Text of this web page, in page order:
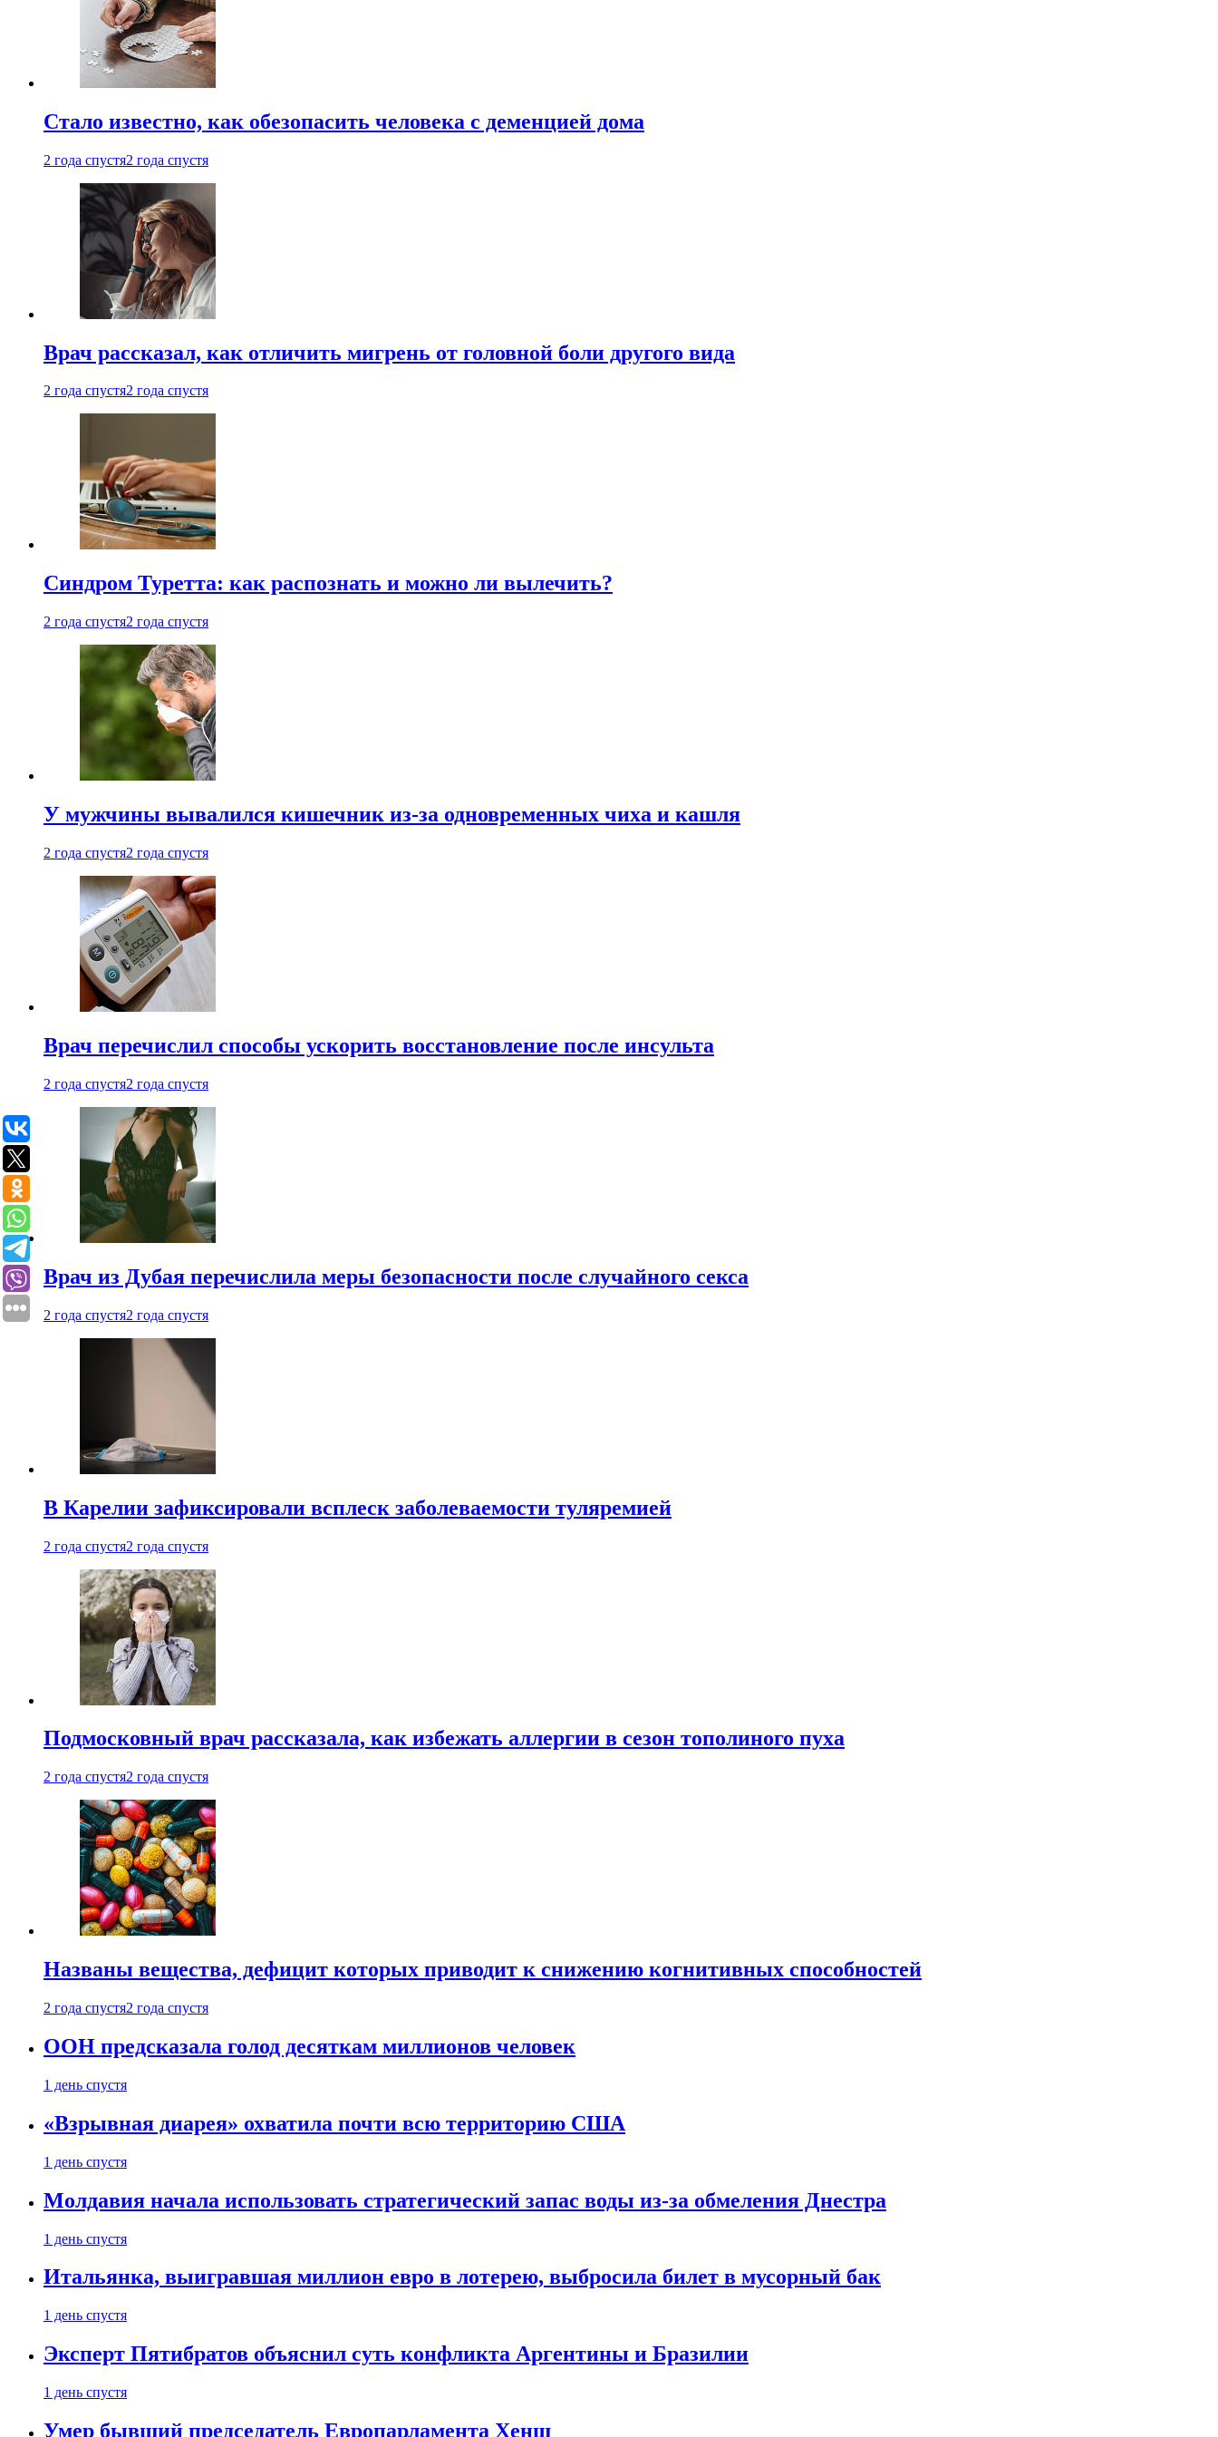
Стало известно, как обезопасить человека с деменцией дома
2 года спустя2 года спустя
Врач рассказал, как отличить мигрень от головной боли другого вида
2 года спустя2 года спустя
Синдром Туретта: как распознать и можно ли вылечить?
2 года спустя2 года спустя
У мужчины вывалился кишечник из-за одновременных чиха и кашля
2 года спустя2 года спустя
Врач перечислил способы ускорить восстановление после инсульта
2 года спустя2 года спустя
Врач из Дубая перечислила меры безопасности после случайного секса
2 года спустя2 года спустя
В Карелии зафиксировали всплеск заболеваемости туляремией
2 года спустя2 года спустя
Подмосковный врач рассказала, как избежать аллергии в сезон тополиного пуха
2 года спустя2 года спустя
Названы вещества, дефицит которых приводит к снижению когнитивных способностей
2 года спустя2 года спустя
ООН предсказала голод десяткам миллионов человек
1 день спустя
«Взрывная диарея» охватила почти всю территорию США
1 день спустя
Молдавия начала использовать стратегический запас воды из-за обмеления Днестра
1 день спустя
Итальянка, выигравшая миллион евро в лотерею, выбросила билет в мусорный бак
1 день спустя
Эксперт Пятибратов объяснил суть конфликта Аргентины и Бразилии
1 день спустя
Умер бывший председатель Европарламента Хенш